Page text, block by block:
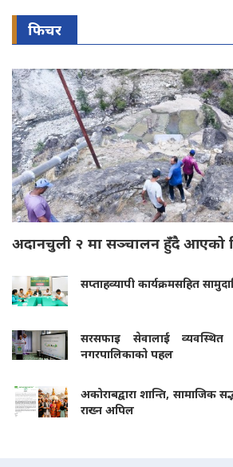
फिचर
अदानचुली २ मा सञ्चालन हुँदै आएको
सप्ताहव्यापी कार्यक्रमसहित
सरसफाइ सेवालाई व्यवस्थित
नगरपालिकाको पहल
अकोराबद्वारा शान्ति, सामाजिक
राख्न अपिल